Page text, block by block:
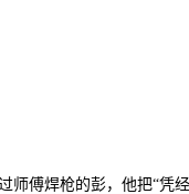
师傅焊枪的彭，他把“凭